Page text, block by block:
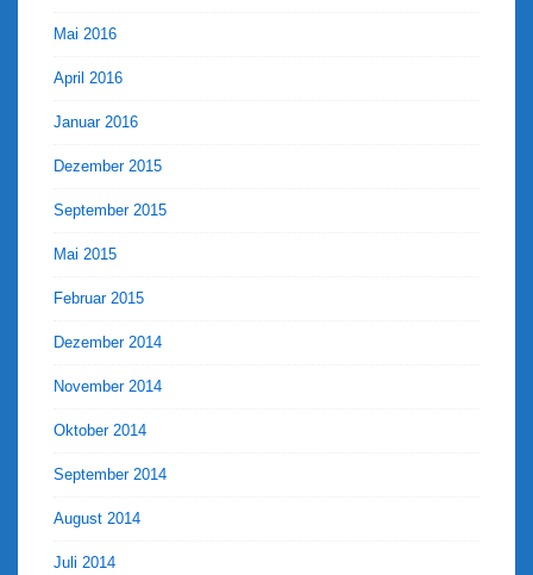
Mai 2016
April 2016
Januar 2016
Dezember 2015
September 2015
Mai 2015
Februar 2015
Dezember 2014
November 2014
Oktober 2014
September 2014
August 2014
Juli 2014